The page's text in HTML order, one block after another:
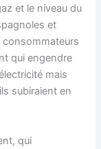
et le niveau du
et
consommateurs
qui engendre
mais
subiraient en
qui